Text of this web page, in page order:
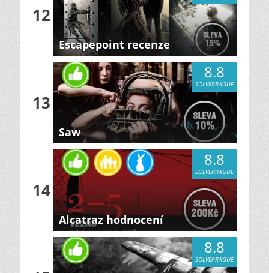
12
Escapepoint recenze
13
8.8
SOLVEPRAGUE
Saw
14
8.8
SOLVEPRAGUE
Alcatraz hodnocení
8.8
SOLVEPRAGUE